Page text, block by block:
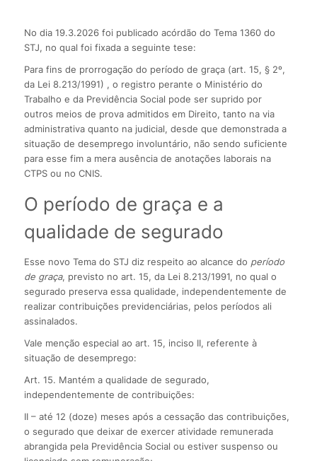
No dia 19.3.2026 foi publicado acórdão do Tema 1360 do
STJ, no qual foi fixada a seguinte tese:
Para fins de prorrogação do período de graça (art. 15, § 2º,
da Lei 8.213/1991) , o registro perante o Ministério do
Trabalho e da Previdência Social pode ser suprido por
outros meios de prova admitidos em Direito, tanto na via
administrativa quanto na judicial, desde que demonstrada a
situação de desemprego involuntário, não sendo suficiente
para esse fim a mera ausência de anotações laborais na
CTPS ou no CNIS.
O período de graça e a
qualidade de segurado
Esse novo Tema do STJ diz respeito ao alcance do período
de graça, previsto no art. 15, da Lei 8.213/1991, no qual o
segurado preserva essa qualidade, independentemente de
realizar contribuições previdenciárias, pelos períodos ali
assinalados.
Vale menção especial ao art. 15, inciso II, referente à
situação de desemprego:
Art. 15. Mantém a qualidade de segurado,
independentemente de contribuições:
II – até 12 (doze) meses após a cessação das contribuições,
o segurado que deixar de exercer atividade remunerada
abrangida pela Previdência Social ou estiver suspenso ou